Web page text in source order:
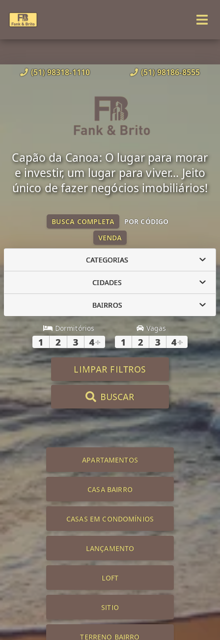
(51) 98318-1110 (51) 98186-8555
Capão da Canoa: O lugar para morar
e investir, um lugar para viver... Jeito
único de fazer negócios imobiliários!
VENDA
BUSCA COMPLETA POR CÓDIGO
CATEGORIAS
CIDADES
BAIRROS
Dormitórios
1 2 3 4+
Vagas
1 2 3 4+
LIMPAR FILTROS
BUSCAR
APARTAMENTOS
CASA BAIRRO
CASAS EM CONDOMÍNIOS
LANÇAMENTO
LOFT
SITIO
TERRENO BAIRRO